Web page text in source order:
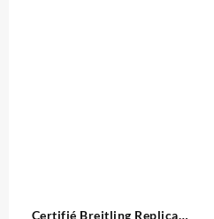
Certifié Breitling Replica